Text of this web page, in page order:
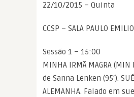
22/10/2015 – Quinta
CCSP – SALA PAULO EMILIO
Sessão 1 – 15:00
MINHA IRMÃ MAGRA (MIN
de Sanna Lenken (95′).
ALEMANHA. Falado em